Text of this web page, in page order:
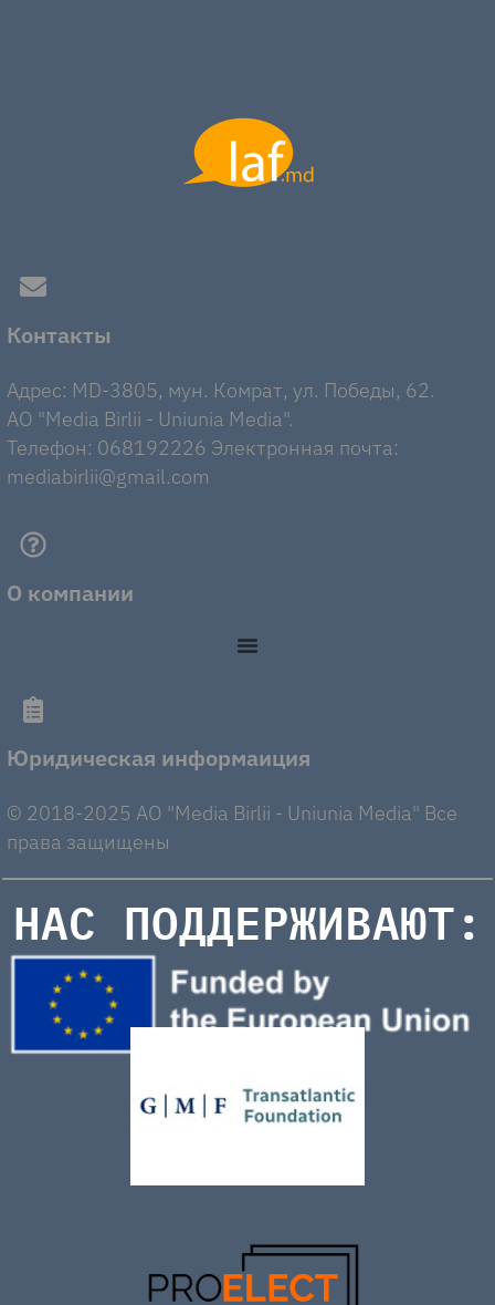
Контакты
Адрес: MD-3805, мун. Комрат, ул. Победы, 62.
AO "Media Birlii - Uniunia Media".
Телефон: 068192226 Электронная почта:
mediabirlii@gmail.com
О компании
Юридическая информаиция
© 2018-2025 AO "Media Birlii - Uniunia Media" Все
права защищены
НАС ПОДДЕРЖИВАЮТ: